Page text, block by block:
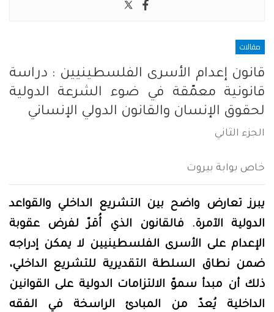
مقالات
قانون إعدام الأسرى الفلسطينيين : دراسة
قانونية معمّقة في ضوء الشرعة الدولية
لحقوق الإنسان والقانون الدولي الإنساني
الجزء الثاني
خاص بوابة بيروت
يبرز تعارض واضح بين التشريع الداخلي والقواعد
الدولية الآمرة. فالقانون الذي أُقرّ لفرض عقوبة
الإعدام على الأسرى الفلسطينيين لا يمكن إدراجه
ضمن نطاق السلطة التقديرية للتشريع الداخلي،
ذلك أن مبدأ سموّ الالتزامات الدولية على القوانين
الداخلية يُعدّ من المبادئ الراسخة في الفقه